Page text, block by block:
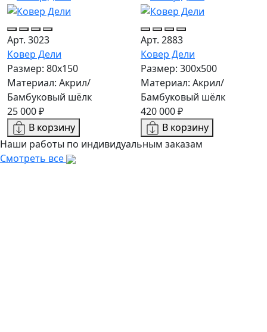
Арт. 3023
Ковер Дели
Размер: 80x150
Материал: Акрил/
Бамбуковый шёлк
25 000 ₽
В корзину
Арт. 2883
Ковер Дели
Размер: 300х500
Материал: Акрил/
Бамбуковый шёлк
420 000 ₽
В корзину
Наши работы по индивидуальным заказам
Смотреть все